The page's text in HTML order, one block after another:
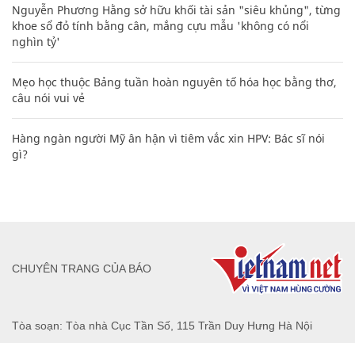
Nguyễn Phương Hằng sở hữu khối tài sản "siêu khủng", từng
khoe sổ đỏ tính bằng cân, mắng cựu mẫu 'không có nổi
nghìn tỷ'
Mẹo học thuộc Bảng tuần hoàn nguyên tố hóa học bằng thơ,
câu nói vui vẻ
Hàng ngàn người Mỹ ân hận vì tiêm vắc xin HPV: Bác sĩ nói
gì?
Tòa soạn: Tòa nhà Cục Tần Số, 115 Trần Duy Hưng Hà Nội
CHUYÊN TRANG CỦA BÁO